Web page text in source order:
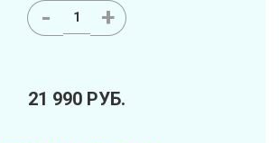
- +
21 990 РУБ.